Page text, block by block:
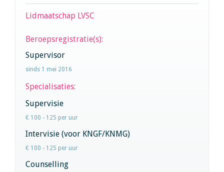
Lidmaatschap LVSC
Beroepsregistratie(s):
Supervisor
sinds 1 mei 2016
Specialisaties:
Supervisie
€ 100 - 125 per uur
Intervisie (voor KNGF/KNMG)
€ 100 - 125 per uur
Counselling